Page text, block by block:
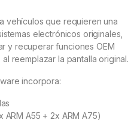
vehículos que requieren una
electrónicos originales,
y recuperar funciones OEM
reemplazar la pantalla original.
incorpora:
A55 + 2x ARM A75)